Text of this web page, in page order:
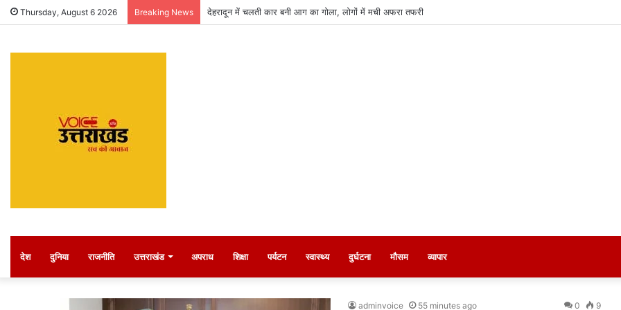
Thursday, August 6 2026 Breaking News देहरादून में चलती कार बनी आग का गोला, लोगों में मची अफरा तफरी
देश दुनिया राजनीति उत्तराखंड अपराध शिक्षा पर्यटन स्वास्थ्य दुर्घटना मौसम व्यापार
adminvoice 55 minutes ago 0 9